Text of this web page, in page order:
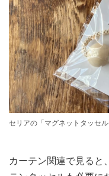
セリアの「マグネットタッセル
カーテン関連で見ると